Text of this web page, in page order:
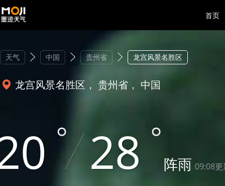
首页
天气 中国 贵州省 龙宫风景名胜区
龙宫风景名胜区， 贵州省， 中国
28 阵雨 09:08